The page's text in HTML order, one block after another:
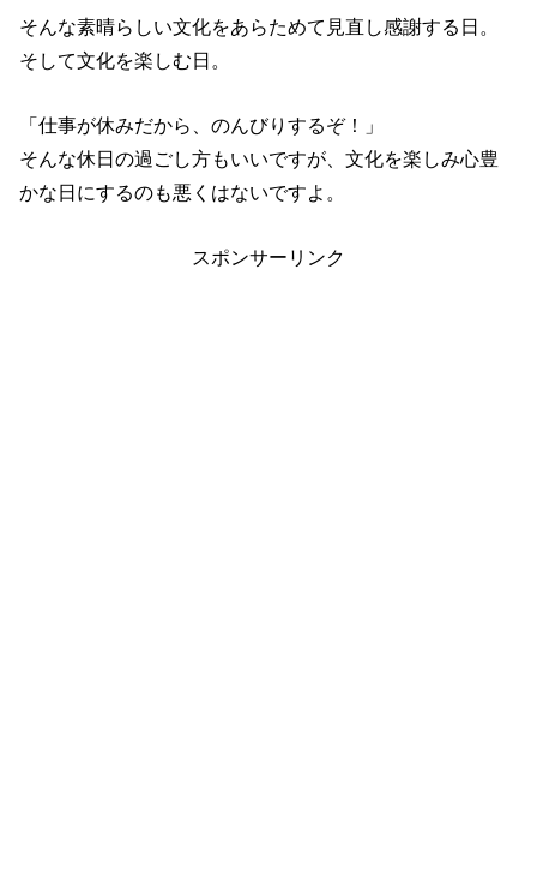
そんな素晴らしい文化をあらためて見直し感謝する日。
そして文化を楽しむ日。
「仕事が休みだから、のんびりするぞ！」
そんな休日の過ごし方もいいですが、文化を楽しみ心豊
かな日にするのも悪くはないですよ。
スポンサーリンク